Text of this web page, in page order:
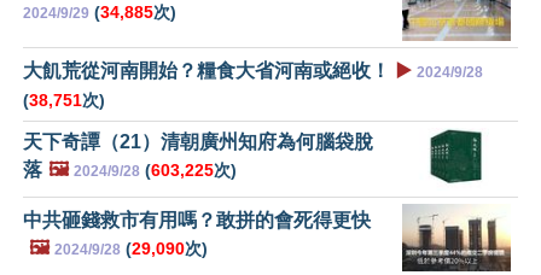
2024/9/29 (34,885次)
大飢荒從河南開始？糧食大省河南或絕收！ ▶️ 2024/9/28
(38,751次)
天下奇譚（21）清朝廣州知府為何腦袋脫
落 🖼️ 2024/9/28 (603,225次)
中共砸錢救市有用嗎？敢拼的會死得更快
🖼️ 2024/9/28 (29,090次)